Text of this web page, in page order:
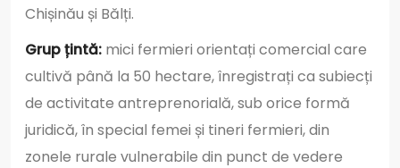
Chișinău și Bălți.
Grup țintă: mici fermieri orientați comercial care
cultivă până la 50 hectare, înregistrați ca subiecți
de activitate antreprenorială, sub orice formă
juridică, în special femei și tineri fermieri, din
zonele rurale vulnerabile din punct de vedere